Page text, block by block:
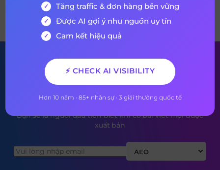
VỀ BÀI VIẾT
Đăng ký nhận bản tin của
chúng tôi
Bạn sẽ là người đầu tiên biết khi có bài viết mới được
xuất bản
AEO
Tăng traffic & đơn hàng bền vững
Được AI gợi ý như nguồn uy tín
Cam kết hiệu quả
⚡ CHECK AI VISIBILITY
Hơn 10 năm · 85+ nhân sự · 3 giải thưởng quốc tế